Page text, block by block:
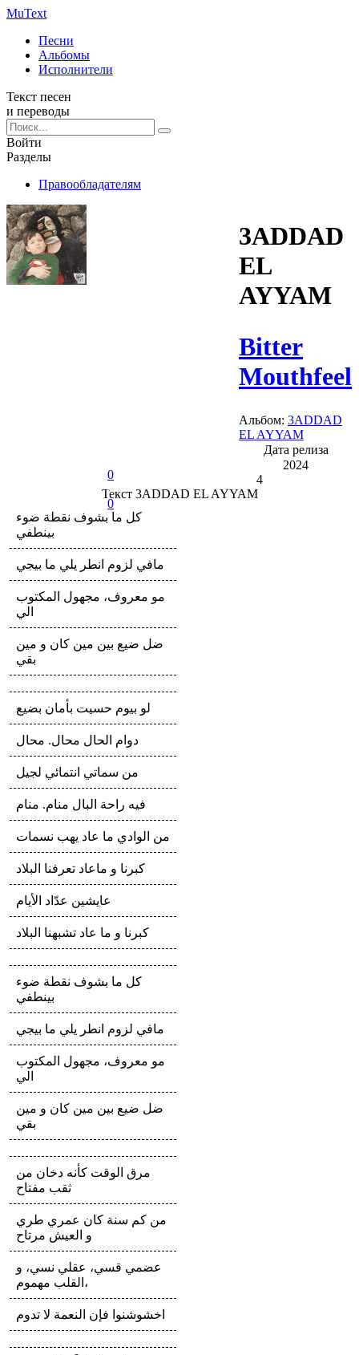
MuText
Песни
Альбомы
Исполнители
Текст песен
и переводы
Войти
Разделы
Правообладателям
0
0
3ADDAD
EL
AYYAM
Bitter
Mouthfeel
Альбом: 3ADDAD
EL AYYAM
Дата релиза
2024
4
Текст3ADDAD EL AYYAM
كل ما بشوف نقطة ضوء
بينطفي
مافي لزوم انطر يلي ما بيجي
مو معروف، مجهول المكتوب
الي
ضل ضيع بين مين كان و مين
بقي
لو بيوم حسيت بأمان بضيع
دوام الحال محال. محال
من سماتي انتمائي لجيل
فيه راحة البال منام. منام
من الوادي ما عاد يهب نسمات
كبرنا و ماعاد تعرفنا البلاد
عايشين عدّاد الأيام
كبرنا و ما عاد تشبهنا البلاد
كل ما بشوف نقطة ضوء
بينطفي
مافي لزوم انطر يلي ما بيجي
مو معروف، مجهول المكتوب
الي
ضل ضيع بين مين كان و مين
بقي
مرق الوقت كأنه دخان من
ثقب مفتاح
من كم سنة كان عمري طري
و العيش مرتاح
عضمي قسي، عقلي نسي، و
القلب مهموم،
اخشوشنوا فإن النعمة لا تدوم